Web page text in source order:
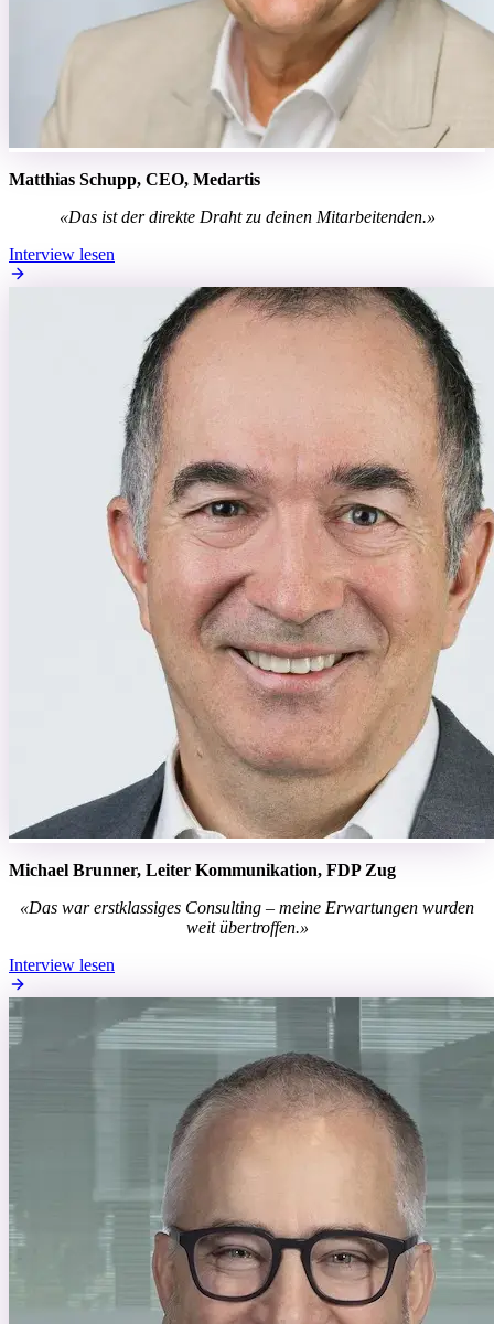
Matthias Schupp, CEO, Medartis
«Das ist der direkte Draht zu deinen Mitarbeitenden.»
Interview lesen
Michael Brunner, Leiter Kommunikation, FDP Zug
«Das war erstklassiges Consulting – meine Erwartungen wurden
weit übertroffen.»
Interview lesen